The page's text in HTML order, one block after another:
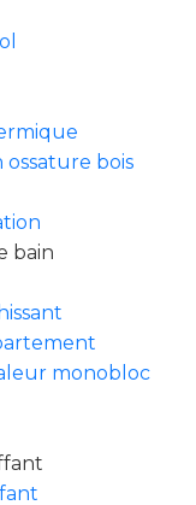
bois
bain
monobloc